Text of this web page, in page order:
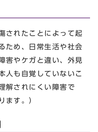
されたことによって起
ため、日常生活や社会
害やケガと違い、外見
人も自覚していないこ
解されにくい障害で
ます。）